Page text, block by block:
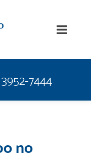
3952-7444
no